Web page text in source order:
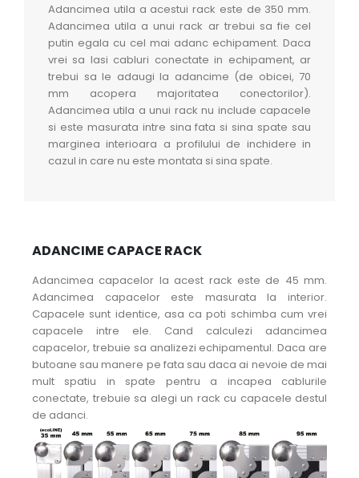
Adancimea utila a acestui rack este de 350 mm.
Adancimea utila a unui rack ar trebui sa fie cel
putin egala cu cel mai adanc echipament. Daca
vrei sa lasi cabluri conectate in echipament, ar
trebui sa le adaugi la adancime (de obicei, 70
mm acopera majoritatea conectorilor).
Adancimea utila a unui rack nu include capacele
si este masurata intre sina fata si sina spate sau
marginea interioara a profilului de inchidere in
cazul in care nu este montata si sina spate.
ADANCIME CAPACE RACK
Adancimea capacelor la acest rack este de 45 mm.
Adancimea capacelor este masurata la interior.
Capacele sunt identice, asa ca poti schimba cum vrei
capacele intre ele. Cand calculezi adancimea
capacelor, trebuie sa analizezi echipamentul. Daca are
butoane sau manere pe fata sau daca ai nevoie de mai
mult spatiu in spate pentru a incapea cablurile
conectate, trebuie sa alegi un rack cu capacele destul
de adanci.